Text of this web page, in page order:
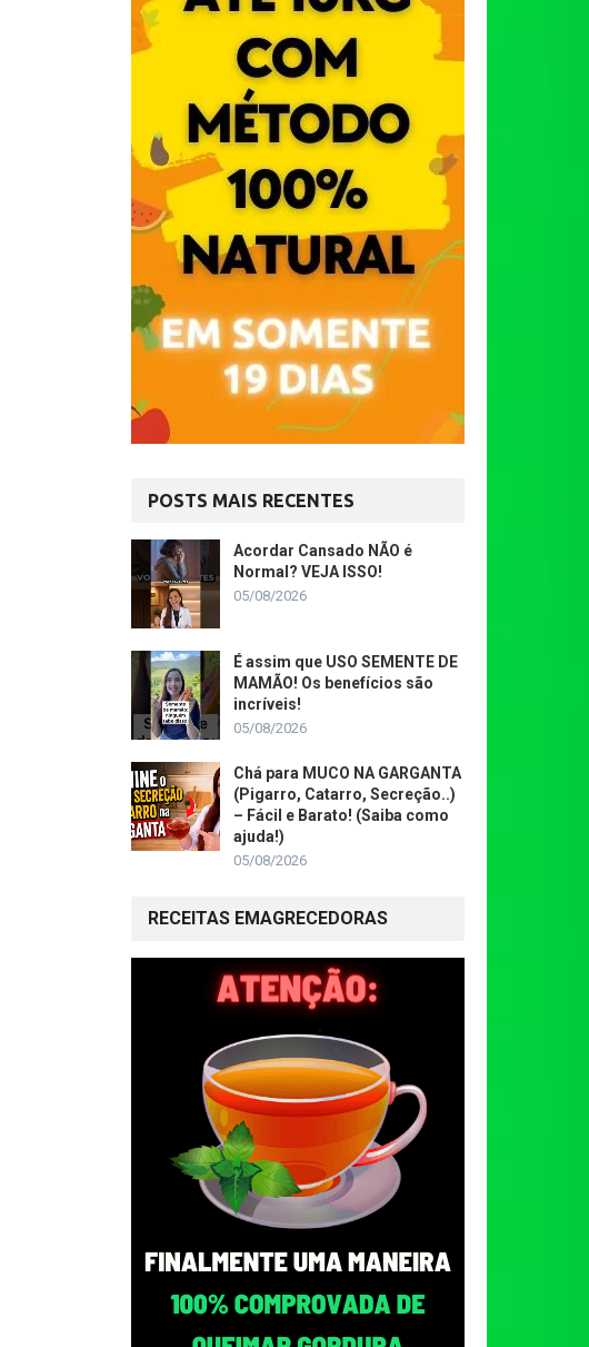
POSTS MAIS RECENTES
Acordar Cansado NÃO é
Normal? VEJA ISSO!
05/08/2026
É assim que USO SEMENTE DE
MAMÃO! Os benefícios são
incríveis!
05/08/2026
Chá para MUCO NA GARGANTA
(Pigarro, Catarro, Secreção..)
– Fácil e Barato! (Saiba como
ajuda!)
05/08/2026
RECEITAS EMAGRECEDORAS